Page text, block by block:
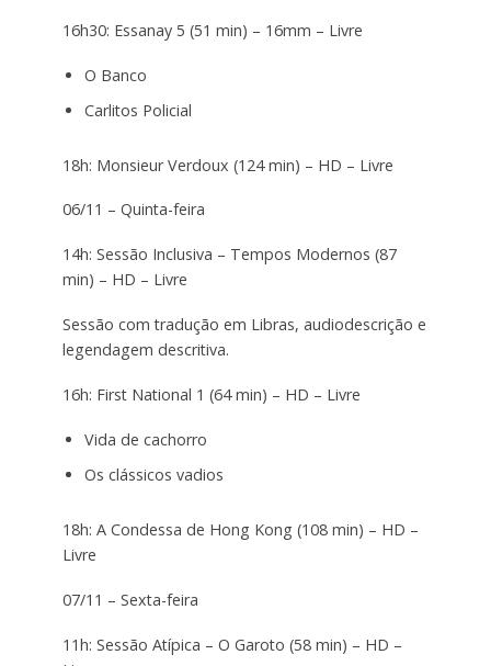
16h30: Essanay 5 (51 min) – 16mm – Livre
O Banco
Carlitos Policial
18h: Monsieur Verdoux (124 min) – HD – Livre
06/11 – Quinta-feira
14h: Sessão Inclusiva – Tempos Modernos (87
min) – HD – Livre
Sessão com tradução em Libras, audiodescrição e
legendagem descritiva.
16h: First National 1 (64 min) – HD – Livre
Vida de cachorro
Os clássicos vadios
18h: A Condessa de Hong Kong (108 min) – HD –
Livre
07/11 – Sexta-feira
11h: Sessão Atípica – O Garoto (58 min) – HD –